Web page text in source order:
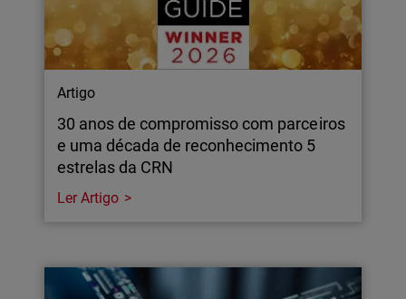
Artigo
30 anos de compromisso com parceiros
e uma década de reconhecimento 5
estrelas da CRN
Ler Artigo